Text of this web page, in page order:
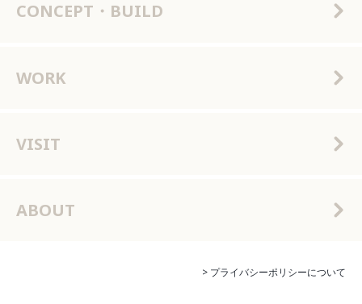
CONCEPT・BUILD
WORK
VISIT
ABOUT
> プライバシーポリシーについて